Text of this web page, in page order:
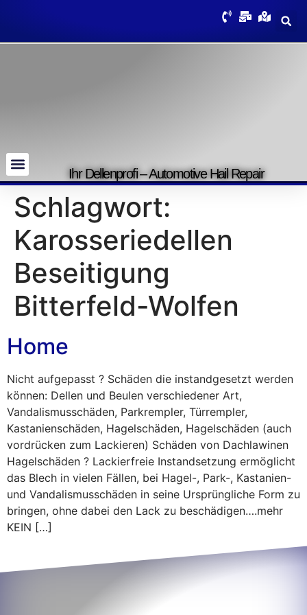
Ihr Dellenprofi – Automotive Hail Repair
Schlagwort:
Karosseriedellen
Beseitigung
Bitterfeld-Wolfen
Home
Nicht aufgepasst ? Schäden die instandgesetzt werden
können: Dellen und Beulen verschiedener Art,
Vandalismusschäden, Parkrempler, Türrempler,
Kastanienschäden, Hagelschäden, Hagelschäden (auch
vordrücken zum Lackieren) Schäden von Dachlawinen
Hagelschäden ? Lackierfreie Instandsetzung ermöglicht
das Blech in vielen Fällen, bei Hagel-, Park-, Kastanien-
und Vandalismusschäden in seine Ursprüngliche Form zu
bringen, ohne dabei den Lack zu beschädigen….mehr
KEIN […]